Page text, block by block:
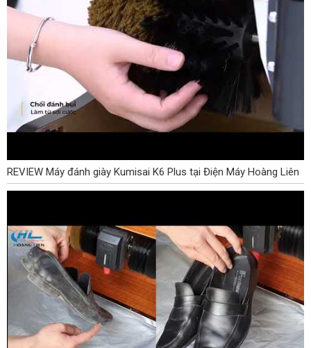
REVIEW Máy đánh giày Kumisai K6 Plus tại Điện Máy Hoàng Liên